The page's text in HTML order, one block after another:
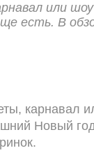
или
есть. В
карнавал
Новый